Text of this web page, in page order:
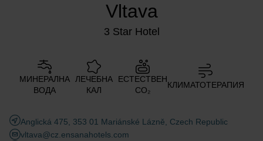
Vltava
3 Star Hotel
МИНЕРАЛНА
ВОДА
ЛЕЧЕБНА
КАЛ
ЕСТЕСТВЕН
CO₂
КЛИМАТОТЕРАПИЯ
Anglická 475, 353 01 Mariánské Lázně, Czech Republic
vltava@cz.ensanahotels.com